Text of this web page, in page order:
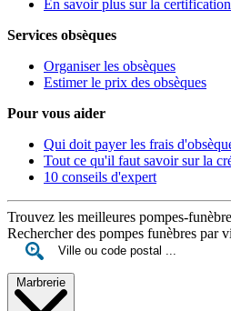
En savoir plus sur la
Services obsèques
Organiser les obsèques
Estimer le prix des obsèques
Pour vous aider
Qui doit payer les frais
Tout ce qu'il faut savoir sur la
10 conseils d'expert
Trouvez les meilleures pompes-
Rechercher des pompes funèbres par
Marbrerie